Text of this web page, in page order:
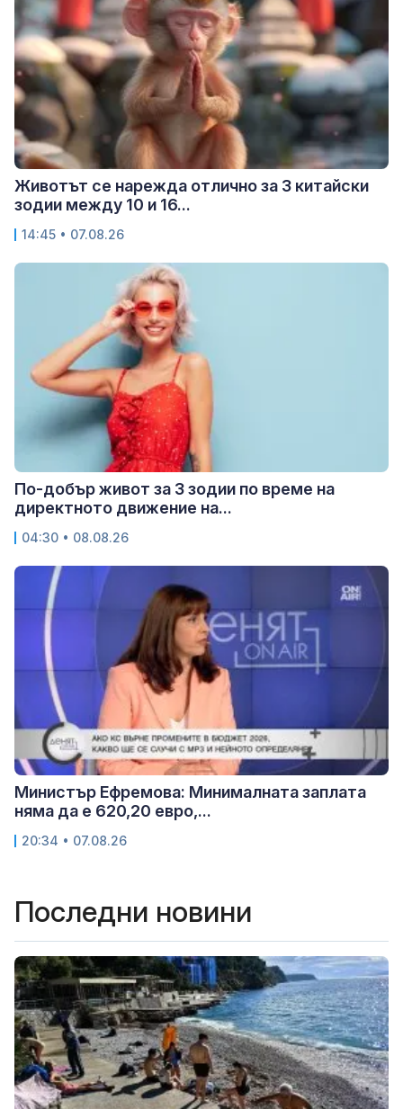
Животът се нарежда отлично за 3 китайски
зодии между 10 и 16...
14:45 • 07.08.26
По-добър живот за 3 зодии по време на
директното движение на...
04:30 • 08.08.26
Министър Ефремова: Минималната заплата
няма да е 620,20 евро,...
20:34 • 07.08.26
Последни новини